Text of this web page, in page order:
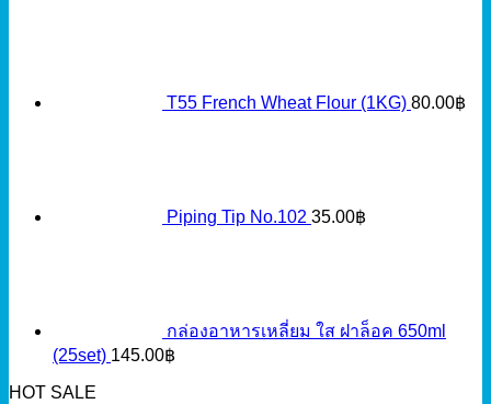
T55 French Wheat Flour (1KG) 80.00฿
Piping Tip No.102 35.00฿
กล่องอาหารเหลี่ยม ใส ฝาล็อค 650ml
(25set) 145.00฿
HOT SALE